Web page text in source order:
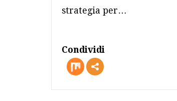
strategia per…
Condividi